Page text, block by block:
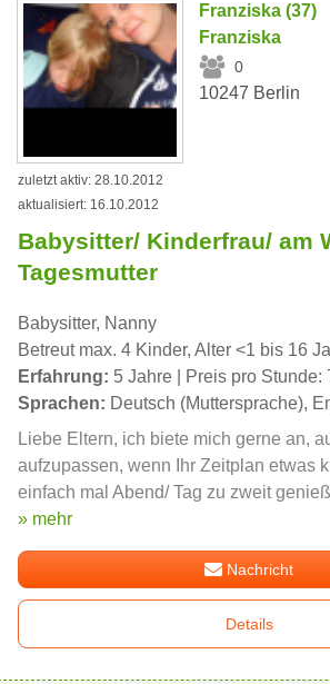
Franziska (37)
Franziska
0
10247 Berlin
zuletzt aktiv: 28.10.2012
aktualisiert: 16.10.2012
Babysitter/ Kinderfrau/ am
Tagesmutter
Babysitter, Nanny
Betreut max. 4 Kinder, Alter <1 bis 16
Erfahrung: 5 Jahre | Preis pro Stunde:
Sprachen: Deutsch (Muttersprache),
Liebe Eltern, ich biete mich gerne an,
aufzupassen, wenn Ihr Zeitplan etwas
einfach mal Abend/ Tag zu zweit
» mehr
Nachricht
Details